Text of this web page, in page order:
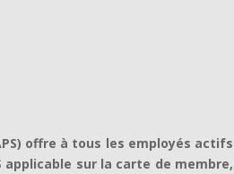
offre à tous les employés actifs
applicable sur la carte de membre,